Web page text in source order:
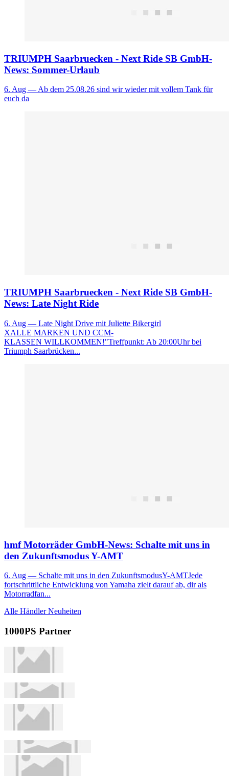
TRIUMPH Saarbruecken - Next Ride SB GmbH-
News: Sommer-Urlaub
6. Aug — Ab dem 25.08.26 sind wir wieder mit vollem Tank für
euch da
TRIUMPH Saarbruecken - Next Ride SB GmbH-
News: Late Night Ride
6. Aug — Late Night Drive mit Juliette Bikergirl
XALLE MARKEN UND CCM-
KLASSEN WILLKOMMEN!"Treffpunkt: Ab 20:00Uhr bei
Triumph Saarbrücken...
hmf Motorräder GmbH-News: Schalte mit uns in
den Zukunftsmodus Y-AMT
6. Aug — Schalte mit uns in den ZukunftsmodusY-AMTJede
fortschrittliche Entwicklung von Yamaha zielt darauf ab, dir als
Motorradfan...
Alle Händler Neuheiten
1000PS Partner